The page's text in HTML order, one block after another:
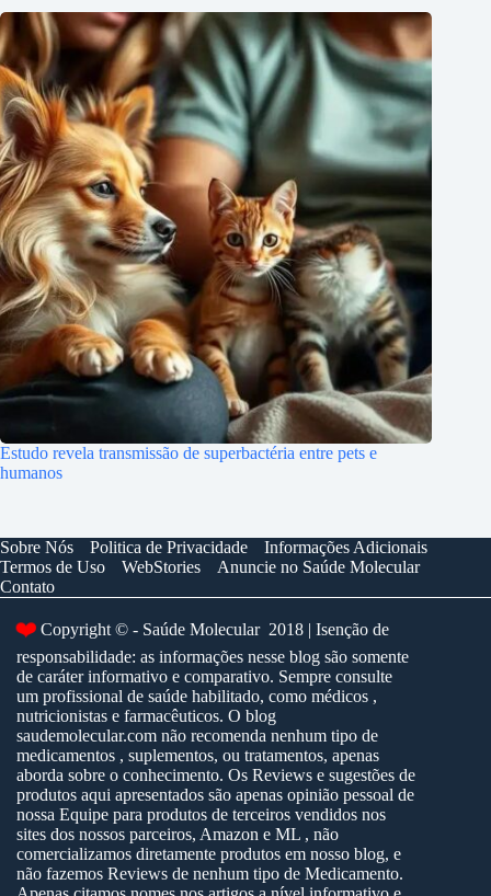
Estudo revela transmissão de superbactéria entre pets e
humanos
Sobre Nós Politica de Privacidade
Informações Adicionais
Termos de Uso
WebStories
Anuncie no Saúde Molecular
Contato
❤️ Copyright © - Saúde Molecular 2018 | Isenção de
responsabilidade: as informações nesse blog são somente
de caráter informativo e comparativo. Sempre consulte
um profissional de saúde habilitado, como médicos ,
nutricionistas e farmacêuticos. O blog
saudemolecular.com não recomenda nenhum tipo de
medicamentos , suplementos, ou tratamentos, apenas
aborda sobre o conhecimento. Os Reviews e sugestões de
produtos aqui apresentados são apenas opinião pessoal de
nossa Equipe para produtos de terceiros vendidos nos
sites dos nossos parceiros, Amazon e ML , não
comercializamos diretamente produtos em nosso blog, e
não fazemos Reviews de nenhum tipo de Medicamento.